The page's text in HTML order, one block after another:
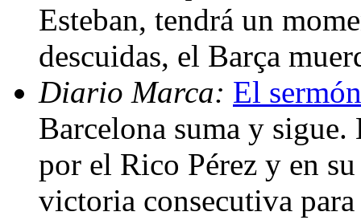
Esteban, tendrá un
descuidas, el Barça
Diario Marca: El
Barcelona suma y
por el Rico Pérez y en
victoria consecutiva